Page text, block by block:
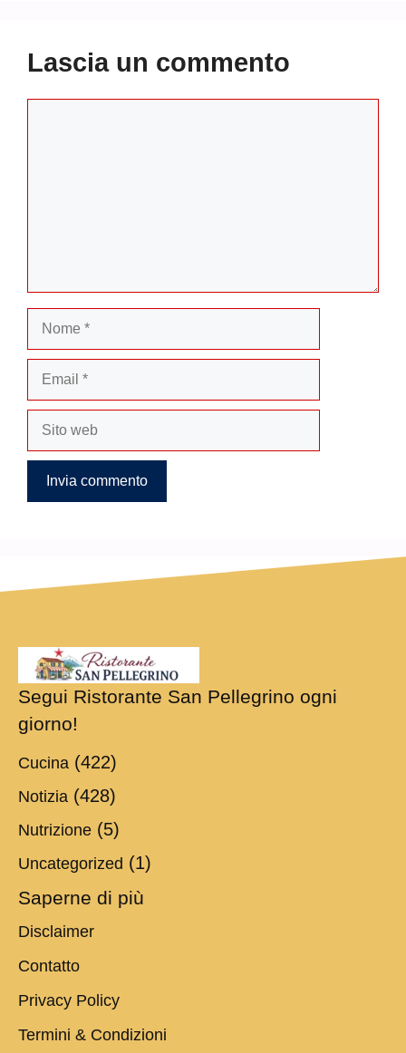
Lascia un commento
Segui Ristorante San Pellegrino ogni
giorno!
Cucina (422)
Notizia (428)
Nutrizione (5)
Uncategorized (1)
Saperne di più
Disclaimer
Contatto
Privacy Policy
Termini & Condizioni